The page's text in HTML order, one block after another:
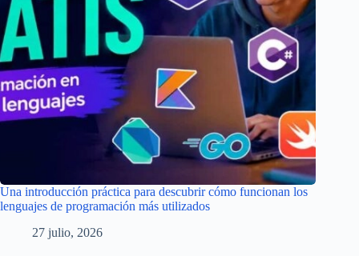
Una introducción práctica para descubrir cómo funcionan los
lenguajes de programación más utilizados
27 julio, 2026